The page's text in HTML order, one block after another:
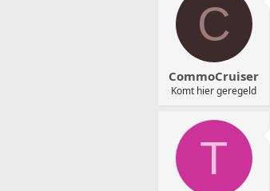
C
CommoCruiser
Komt hier geregeld
T